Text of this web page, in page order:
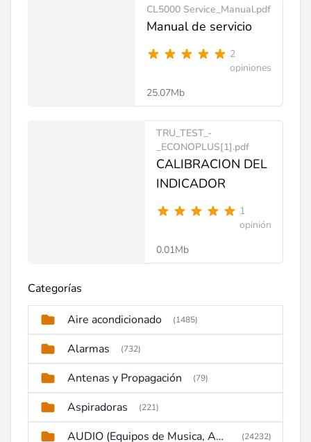
CL5000 Service_Manual.pdf
Manual de servicio
2
opiniones
25.07Mb
TRU_TEST_-
_ECONOPLUS[1].pdf
CALIBRACION DEL
INDICADOR
1
opinión
0.01Mb
Categorías
Aire acondicionado (1485)
Alarmas (732)
Antenas y Propagación (79)
Aspiradoras (221)
AUDIO (Equipos de Musica, Amplificadores, Reproductores, Etc) (24232)